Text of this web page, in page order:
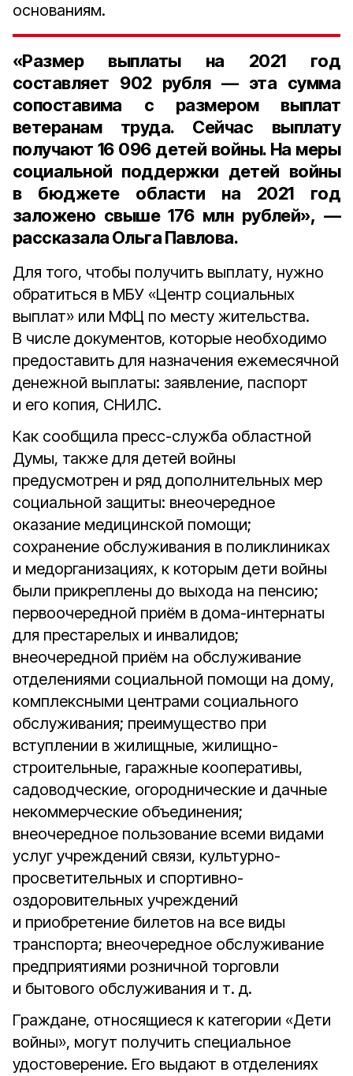
основаниям.
«Размер выплаты на 2021 год
составляет 902 рубля — эта сумма
сопоставима с размером выплат
ветеранам труда. Сейчас выплату
получают 16 096 детей войны. На меры
социальной поддержки детей войны
в бюджете области на 2021 год
заложено свыше 176 млн рублей», —
рассказала Ольга Павлова.
Для того, чтобы получить выплату, нужно
обратиться в МБУ «Центр социальных
выплат» или МФЦ по месту жительства.
В числе документов, которые необходимо
предоставить для назначения ежемесячной
денежной выплаты: заявление, паспорт
и его копия, СНИЛС.
Как сообщила пресс-служба областной
Думы, также для детей войны
предусмотрен и ряд дополнительных мер
социальной защиты: внеочередное
оказание медицинской помощи;
сохранение обслуживания в поликлиниках
и медорганизациях, к которым дети войны
были прикреплены до выхода на пенсию;
первоочередной приём в дома-интернаты
для престарелых и инвалидов;
внеочередной приём на обслуживание
отделениями социальной помощи на дому,
комплексными центрами социального
обслуживания; преимущество при
вступлении в жилищные, жилищно-
строительные, гаражные кооперативы,
садоводческие, огороднические и дачные
некоммерческие объединения;
внеочередное пользование всеми видами
услуг учреждений связи, культурно-
просветительных и спортивно-
оздоровительных учреждений
и приобретение билетов на все виды
транспорта; внеочередное обслуживание
предприятиями розничной торговли
и бытового обслуживания и т. д.
Граждане, относящиеся к категории «Дети
войны», могут получить специальное
удостоверение. Его выдают в отделениях